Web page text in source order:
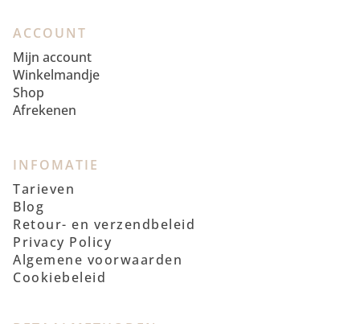
ACCOUNT
Mijn account
Winkelmandje
Shop
Afrekenen
INFOMATIE
Tarieven
Blog
Retour- en verzendbeleid
Privacy Policy
Algemene voorwaarden
Cookiebeleid